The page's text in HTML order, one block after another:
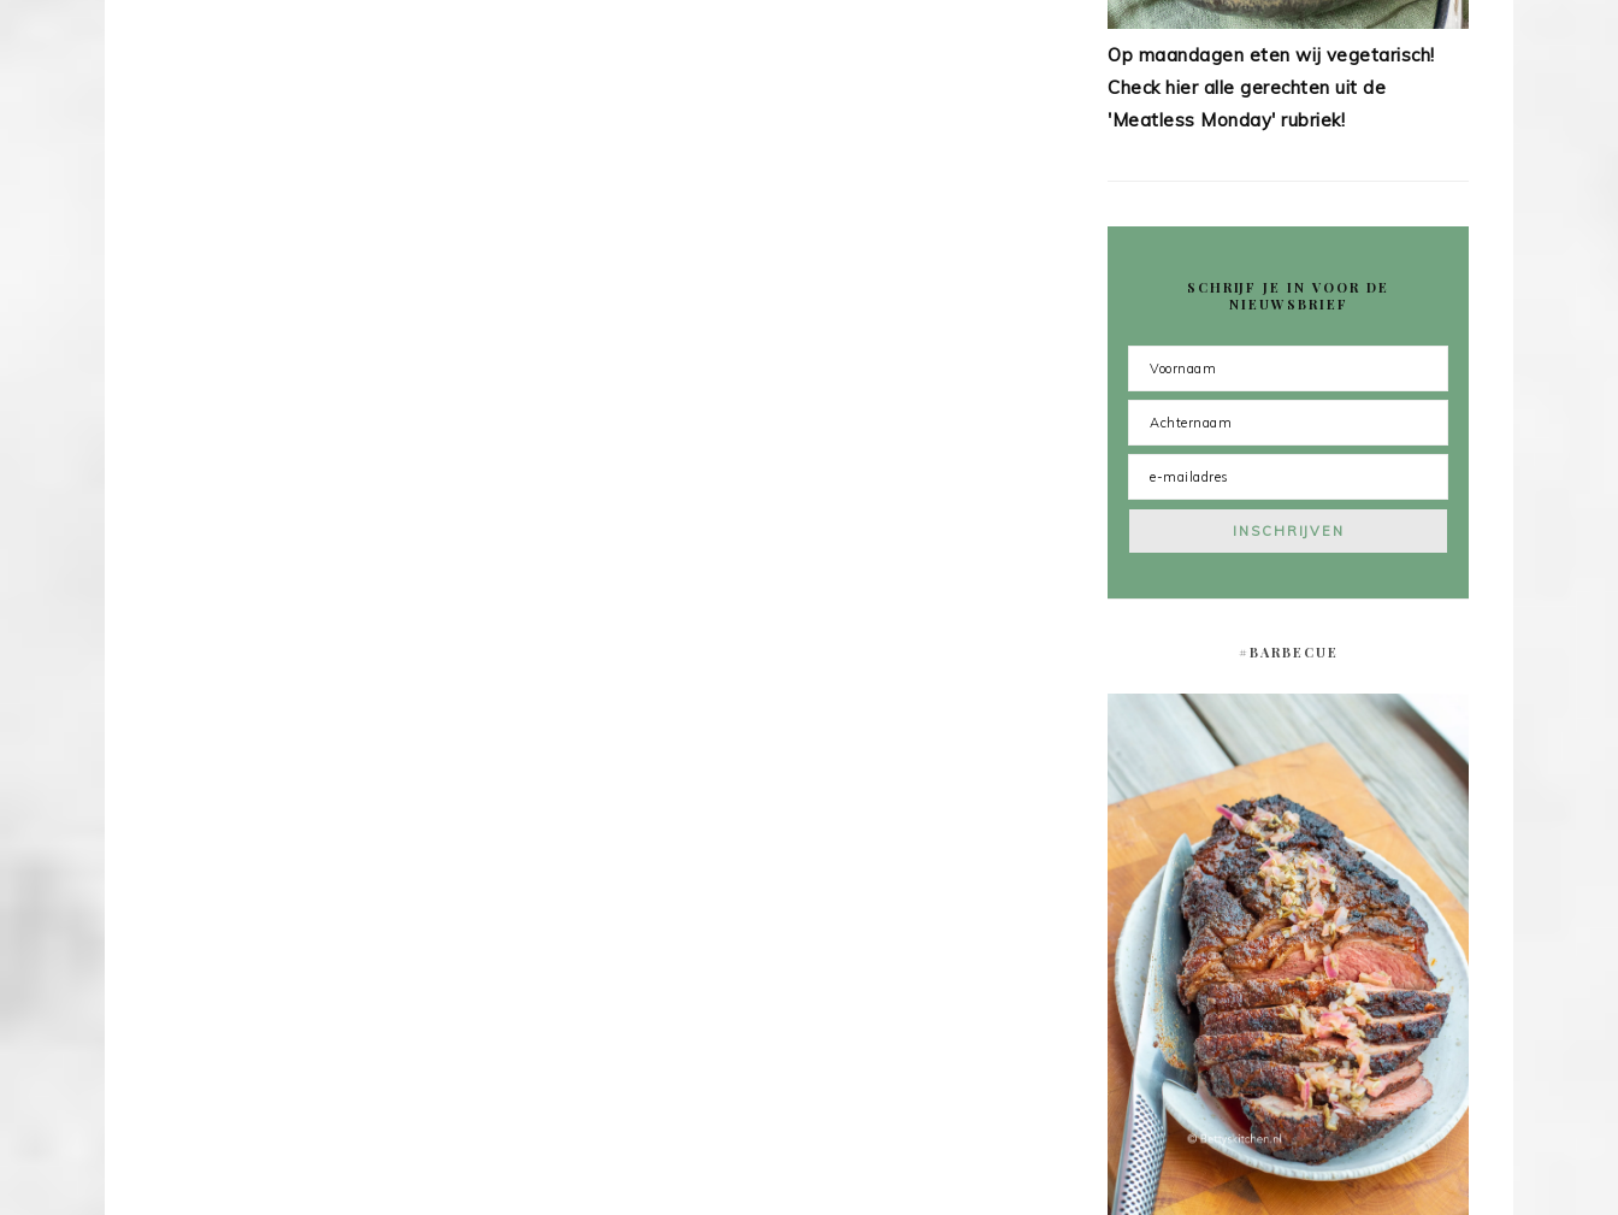
Op maandagen eten wij vegetarisch!
Check hier alle gerechten uit de
'Meatless Monday' rubriek!
SCHRIJF JE IN VOOR DE
NIEUWSBRIEF
#BARBECUE